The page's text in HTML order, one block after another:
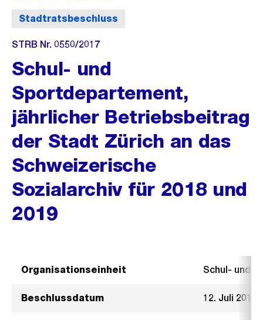
Stadtratsbeschluss
STRB Nr. 0550/2017
Schul- und
Sportdepartement,
jährlicher Betriebsbeitrag
der Stadt Zürich an das
Schweizerische
Sozialarchiv für 2018 und
2019
Organisationseinheit Schul- und
Beschlussdatum 12. Juli 2017